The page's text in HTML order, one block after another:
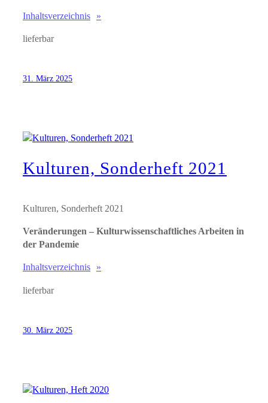
Inhaltsverzeichnis
lieferbar
31. März 2025
Kulturen, Sonderheft 2021
Kulturen, Sonderheft 2021
Veränderungen – Kulturwissenschaftliches Arbeiten in
der Pandemie
Inhaltsverzeichnis
lieferbar
30. März 2025